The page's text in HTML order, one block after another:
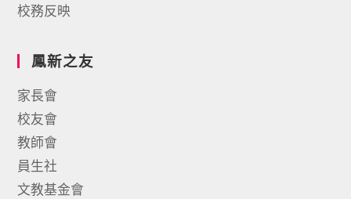
校務反映
鳳新之友
家長會
校友會
教師會
員生社
文教基金會